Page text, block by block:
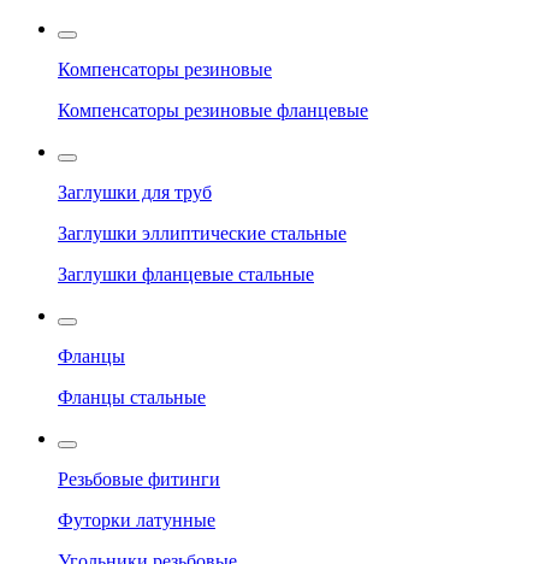
Компенсаторы резиновые
Компенсаторы резиновые фланцевые
Заглушки для труб
Заглушки эллиптические стальные
Заглушки фланцевые стальные
Фланцы
Фланцы стальные
Резьбовые фитинги
Футорки латунные